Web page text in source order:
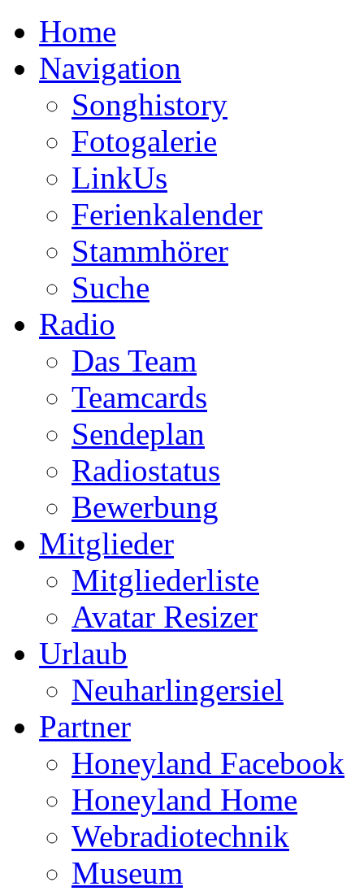
Home
Navigation
Songhistory
Fotogalerie
LinkUs
Ferienkalender
Stammhörer
Suche
Radio
Das Team
Teamcards
Sendeplan
Radiostatus
Bewerbung
Mitglieder
Mitgliederliste
Avatar Resizer
Urlaub
Neuharlingersiel
Partner
Honeyland Facebook
Honeyland Home
Webradiotechnik
Museum